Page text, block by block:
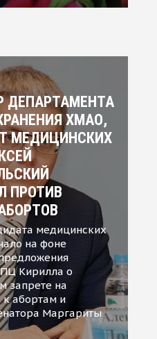
ДЕПАРТАМЕНТА
ХМАО,
МЕДИЦИНСКИХ
ПРОТИВ
медицинских
на фоне
Кирилла о
запрете на
к абортам и
Маргариты